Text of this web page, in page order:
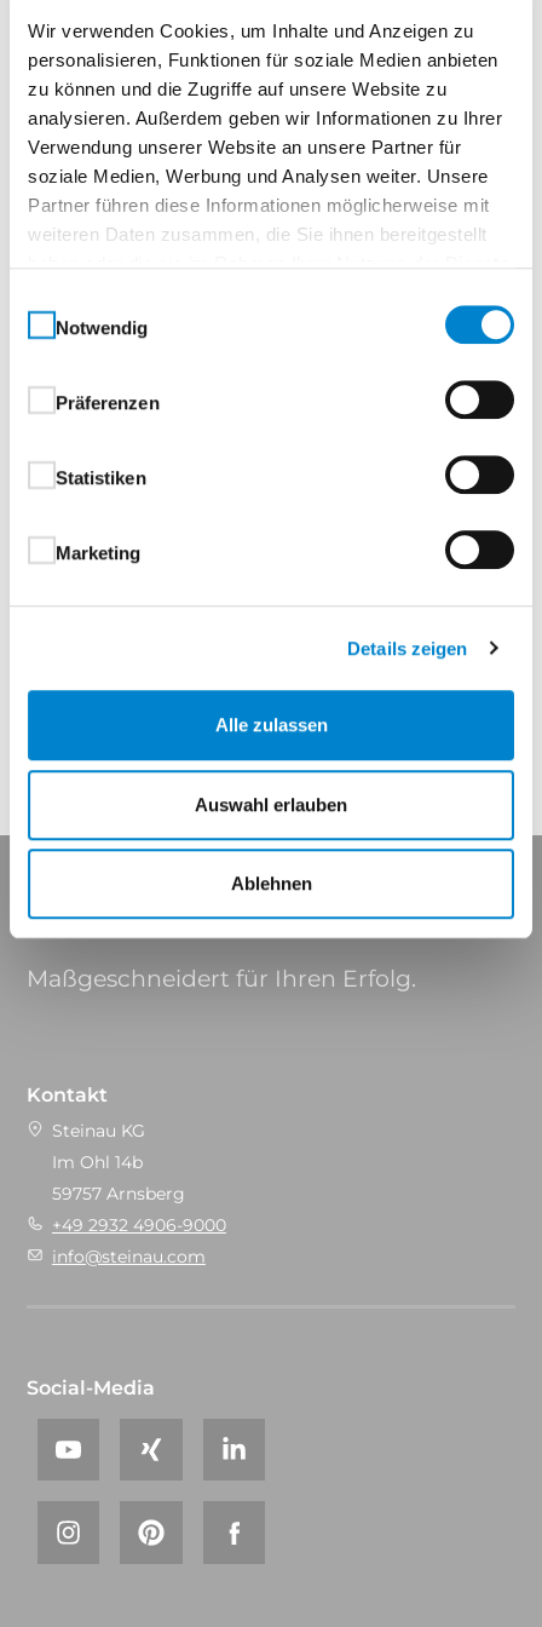
Wir verwenden Cookies, um Inhalte und Anzeigen zu
personalisieren, Funktionen für soziale Medien anbieten
zu können und die Zugriffe auf unsere Website zu
analysieren. Außerdem geben wir Informationen zu Ihrer
Verwendung unserer Website an unsere Partner für
soziale Medien, Werbung und Analysen weiter. Unsere
Partner führen diese Informationen möglicherweise mit
weiteren Daten zusammen, die Sie ihnen bereitgestellt
Notwendig
Präferenzen
Statistiken
Marketing
Details zeigen
Alle zulassen
Auswahl erlauben
Ablehnen
durchflexible Montagemöglichkeiten. Da keine
externe Steuerung erforderlich ist,spart der Antrieb
zudem Platz und Installationsaufwand.
Produkteigenschaften:
Optimal für unübliche Einbausituationen wie
tiefe Torpfeiler, flexibel montierbar
Einstellbare Torlaufgeschwindigkeit und
Teilöffnung für bequemen Personendurchgang
Torstatus jederzeit abrufbar
Schnittstelle
Öffnung nach innen oder außen möglich
Für Torflügel bis 2.000 mm Breite / 2.000 mm
Höhe
Maßgeschneidert für Ihren Erfolg.
Kontakt
Steinau KG
Im Ohl 14b
59757 Arnsberg
+49 2932 4906-9000
info@steinau.com
Social-Media